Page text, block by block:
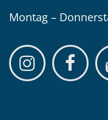
Montag –